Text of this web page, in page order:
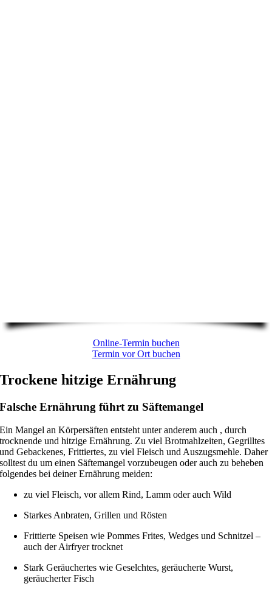
Online-Termin buchen
Termin vor Ort buchen
Trockene hitzige Ernährung
Falsche Ernährung führt zu Säftemangel
Ein Mangel an Körpersäften entsteht unter anderem auch , durch
trocknende und hitzige Ernährung. Zu viel Brotmahlzeiten, Gegrilltes
und Gebackenes, Frittiertes, zu viel Fleisch und Auszugsmehle. Daher
solltest du um einen Säftemangel vorzubeugen oder auch zu beheben
folgendes bei deiner Ernährung meiden:
zu viel Fleisch, vor allem Rind, Lamm oder auch Wild
Starkes Anbraten, Grillen und Rösten
Frittierte Speisen wie Pommes Frites, Wedges und Schnitzel –
auch der Airfryer trocknet
Stark Geräuchertes wie Geselchtes, geräucherte Wurst,
geräucherter Fisch